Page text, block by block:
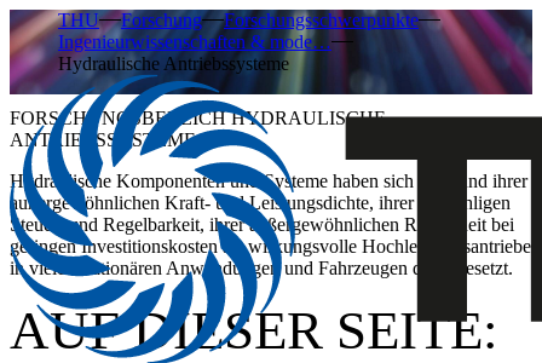
THU Forschung
Forschungsschwerpunkte
Ingenieurwissenschaften & mode…
Hydraulische Antriebssysteme
FORSCHUNGSBEREICH HYDRAULISCHE
ANTRIEBSSYSTEME
Hydraulische Komponenten und Systeme haben sich aufgrund ihrer
außergewöhnlichen Kraft- und Leistungsdichte, ihrer feinfühligen
Steuer- und Regelbarkeit, ihrer außergewöhnlichen Robustheit bei
geringen Investitionskosten als wirkungsvolle Hochleistungsantriebe
in vielen stationären Anwendungen und Fahrzeugen durchgesetzt.
AUF DIESER SEITE: